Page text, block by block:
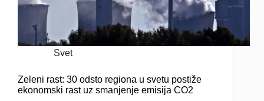
Svet
Zeleni rast: 30 odsto regiona u svetu postiže
ekonomski rast uz smanjenje emisija CO2